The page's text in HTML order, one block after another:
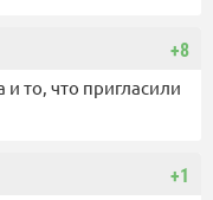
+8
то, что пригласили
+1